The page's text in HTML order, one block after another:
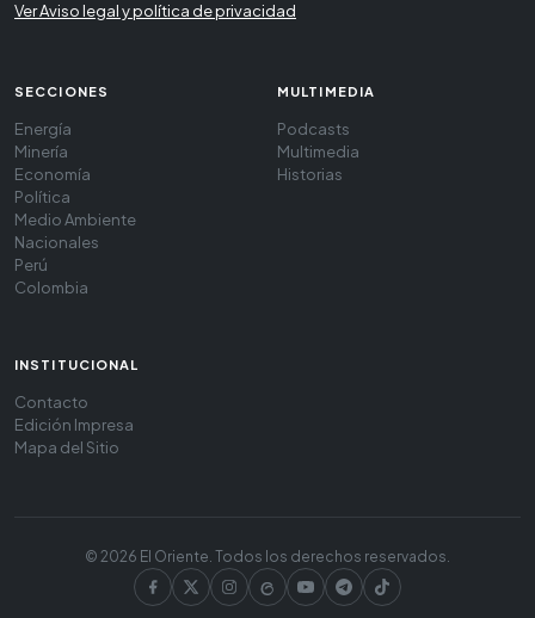
Ver Aviso legal y política de privacidad
SECCIONES
Energía
Minería
Economía
Política
Medio Ambiente
Nacionales
Perú
Colombia
MULTIMEDIA
Podcasts
Multimedia
Historias
INSTITUCIONAL
Contacto
Edición Impresa
Mapa del Sitio
© 2026 El Oriente. Todos los derechos reservados.